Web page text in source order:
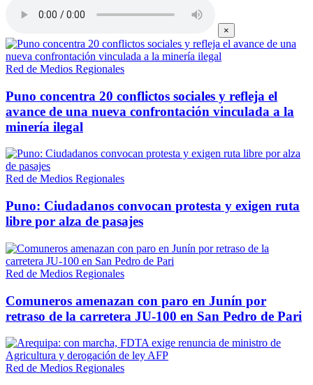
×
Red de Medios Regionales
Puno concentra 20 conflictos sociales y refleja el
avance de una nueva confrontación vinculada a la
minería ilegal
Red de Medios Regionales
Puno: Ciudadanos convocan protesta y exigen ruta
libre por alza de pasajes
Red de Medios Regionales
Comuneros amenazan con paro en Junín por
retraso de la carretera JU-100 en San Pedro de Pari
Red de Medios Regionales